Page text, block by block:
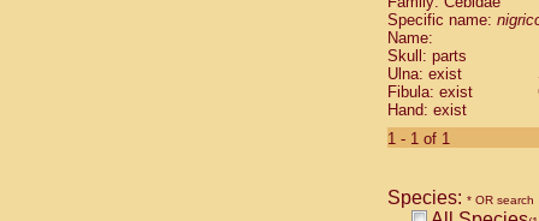
Cebidae
Cebidae
Cebidae
Cebidae
Cebidae
Cebidae
Cebidae
Cebidae
Specific name:
Name:
Skull: parts
Ulna: exist
Fibula: exist
Hand: exist
1 - 1 of 1
Species: * OR search